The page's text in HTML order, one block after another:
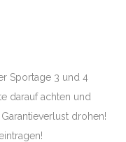
Sportage 3 und 4
darauf achten und
drohen!